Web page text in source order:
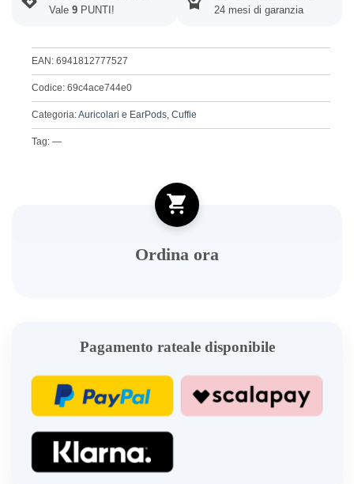
Vale 9 PUNTI! 24 mesi di garanzia
EAN: 6941812777527
Codice: 69c4ace744e0
Categoria:Auricolari e EarPods, Cuffie
Tag: —
Ordina ora
Pagamento rateale disponibile